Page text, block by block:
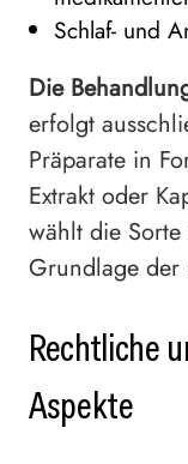
Schlaf- und
Die
erfolgt
Präparate in
Extrakt oder
wählt die
Grundlage der
Rechtliche
Aspekte